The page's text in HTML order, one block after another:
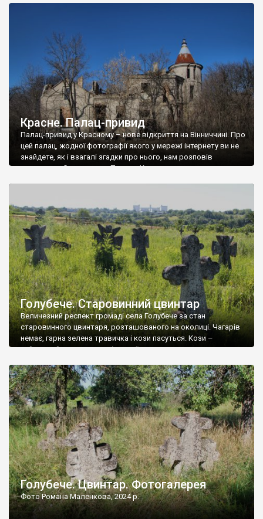
Красне. Палац-привид
Палац-привид у Красному – нове відкриття на Вінниччині. Про
цей палац, жодної фотографії якого у мережі інтернету ви не
знайдете, як і взагалі згадки про нього, нам розповів
мешканець Самгородка. Палац у Красному вразив не лише
Голубече. Старовинний цвинтар
Величезний респект громаді села Голубече за стан
старовинного цвинтаря, розташованого на околиці. Чагарів
немає, гарна зелена травичка і кози пасуться. Кози –
найкращий регулятор шкідливої, для старих кладовищ,
бруньками, кози ті бруньки обгризають, бо то улюблений
делікатес. На цвинтарі у Голубечому ціла колекція
різноманітних форм хрестів. Село відносно невелике, […]
Голубече. Цвинтар. Фотогалерея
Фото Романа Маленкова, 2024 р.